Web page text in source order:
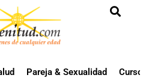
Pareja & Sexualidad Cursos